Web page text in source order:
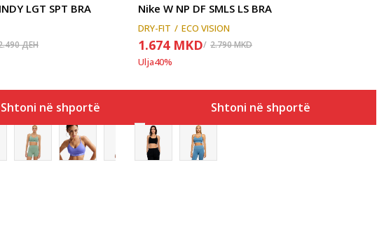
LGT SPT BRA
ДЕН
Shtoni në shportë
Nike W NP DF SMLS LS BRA
DRY-FIT ECO VISION
1.674 MKD 2.790MKD
Ulja40%
Shtoni në shportë